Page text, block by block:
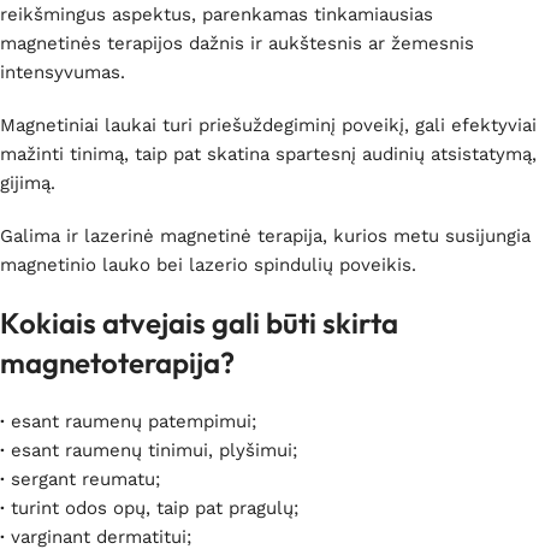
reikšmingus aspektus, parenkamas tinkamiausias
magnetinės terapijos dažnis ir aukštesnis ar žemesnis
intensyvumas.
Magnetiniai laukai turi priešuždegiminį poveikį, gali efektyviai
mažinti tinimą, taip pat skatina spartesnį audinių atsistatymą,
gijimą.
Galima ir lazerinė magnetinė terapija, kurios metu susijungia
magnetinio lauko bei lazerio spindulių poveikis.
Kokiais atvejais gali būti skirta
magnetoterapija?
· esant raumenų patempimui;
· esant raumenų tinimui, plyšimui;
· sergant reumatu;
· turint odos opų, taip pat pragulų;
· varginant dermatitui;